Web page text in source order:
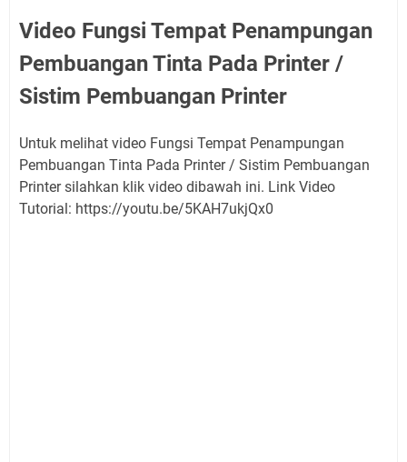
Video Fungsi Tempat Penampungan
Pembuangan Tinta Pada Printer /
Sistim Pembuangan Printer
Untuk melihat video Fungsi Tempat Penampungan
Pembuangan Tinta Pada Printer / Sistim Pembuangan
Printer silahkan klik video dibawah ini. Link Video
Tutorial: https://youtu.be/5KAH7ukjQx0